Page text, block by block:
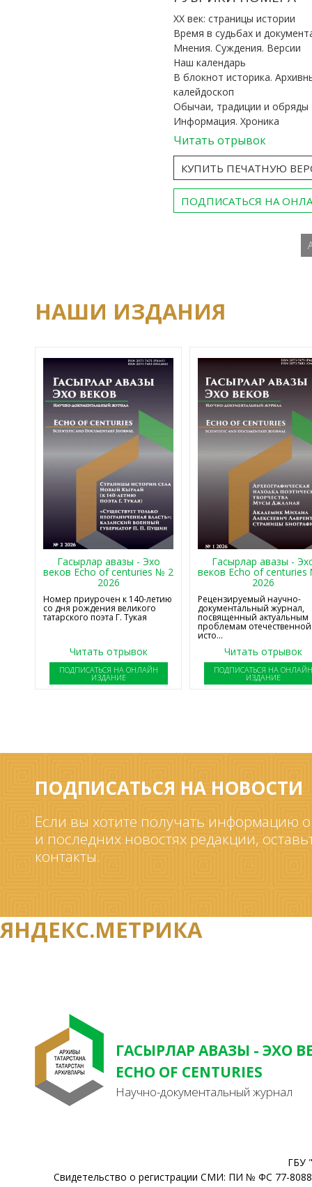
ХХ век: страницы истории
Время в судьбах и
Мнения. Суждения. Версии
Наш календарь
В блокнот историка.
калейдоскоп
Обычаи, традиции и обряды
Информация. Хроника
Читать отрывок
КУПИТЬ ПЕЧАТНУЮ
ПОДПИСАТЬСЯ НА
НАШИ ИЗДАНИЯ
Гасырлар авазы - Эхо
веков Echo of centuries № 2
2026
Номер приурочен к 140-летию
со дня рождения великого
татарского поэта Г. Тукая
Читать отрывок
ПОДПИСАТЬСЯ НА ОНЛАЙН
ИЗДАНИЕ
Гасырлар авазы -
веков Echo of
2026
Рецензируемый научно-
документальный журнал,
посвященный актуальным
проблемам отечественной
исто...
Читать отрывок
ПОДПИСАТЬСЯ НА
ИЗДАНИЕ
ПОДПИСАТЬСЯ НА НОВОСТИ
Если вы хотите получать информацию
и последних новостях редакции,
контакты.
ЯНДЕКС.МЕТРИКА
ГАСЫРЛАР АВАЗЫ - ЭХО
ECHO OF CENTURIES
Научно-документальный журнал
ГБУ
Свидетельство о регистрации СМИ: ПИ № ФС 77-